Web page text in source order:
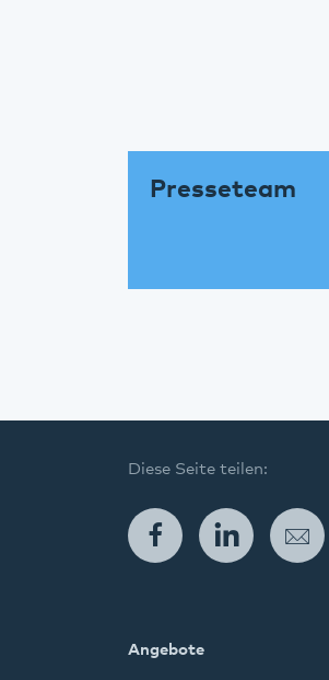
Presseteam
Diese Seite teilen:
FacebookLinkedIn
Angebote